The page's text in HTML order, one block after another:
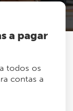
a pagar
todos os
contas a